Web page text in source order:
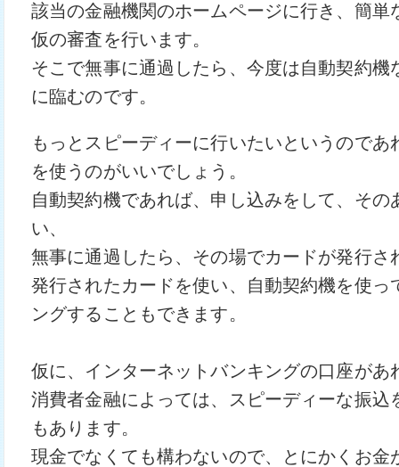
該当の金融機関のホームページに行き、簡単
仮の審査を行います。
そこで無事に通過したら、今度は自動契約機
に臨むのです。
もっとスピーディーに行いたいというのであ
を使うのがいいでしょう。
自動契約機であれば、申し込みをして、その
い、
無事に通過したら、その場でカードが発行さ
発行されたカードを使い、自動契約機を使っ
ングすることもできます。
仮に、インターネットバンキングの口座があ
消費者金融によっては、スピーディーな振込
もあります。
現金でなくても構わないので、とにかくお金